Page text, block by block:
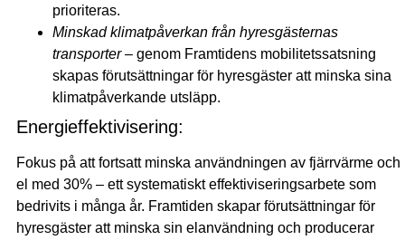
prioriteras.
Minskad klimatpåverkan från hyresgästernas
transporter– genom Framtidens mobilitetssatsning
skapas förutsättningar för hyresgäster att minska sina
klimatpåverkande utsläpp.
Energieffektivisering:
Fokus på att fortsatt minska användningen av fjärrvärme och
el med 30% – ett systematiskt effektiviseringsarbete som
bedrivits i många år. Framtiden skapar förutsättningar för
hyresgäster att minska sin elanvändning och producerar